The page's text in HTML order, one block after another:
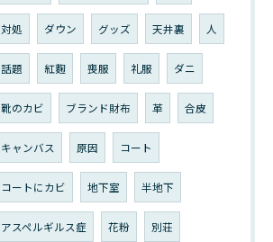
対処 ダウン グッズ 天井裏 人
話題 紅麴 喪服 礼服 ダニ
靴のカビ ブランド財布 革 合皮
キャンバス 原因 コート
コートにカビ 地下室 半地下
アスペルギルス症 花粉 別荘